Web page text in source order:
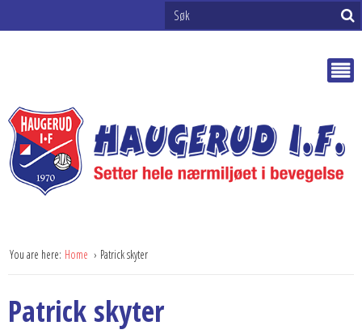
You are here: Home Patrick skyter
Patrick skyter